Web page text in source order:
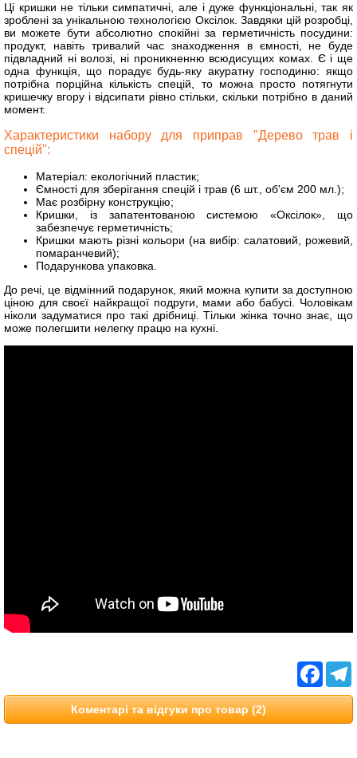
Ці кришки не тільки симпатичні, але і дуже функціональні, так як
зроблені за унікальною технологією Оксілок. Завдяки цій розробці,
ви можете бути абсолютно спокійні за герметичність посудини:
продукт, навіть тривалий час знаходження в ємності, не буде
підвладний ні волозі, ні проникненню всюдисущих комах. Є і ще
одна функція, що порадує будь-яку акуратну господиню: якщо
потрібна порційна кількість спецій, то можна просто потягнути
кришечку вгору і відсипати рівно стільки, скільки потрібно в даний
момент.
Характеристики набору для приправ "Дерево трав і
спецій":
Матеріал: екологічний пластик;
Ємності для зберігання спецій і трав (6 шт., об'єм 200 мл.);
Має розбірну конструкцію;
Кришки, із запатентованою системою «Оксілок», що
забезпечує герметичність;
Кришки мають різні кольори (на вибір: салатовий, рожевий,
помаранчевий);
Подарункова упаковка.
До речі, це відмінний подарунок, який можна купити за доступною
ціною для своєї найкращої подруги, мами або бабусі. Чоловікам
ніколи задуматися про такі дрібниці. Тільки жінка точно знає, що
може полегшити нелегку працю на кухні.
Коментарі та відгуки про товар (2)